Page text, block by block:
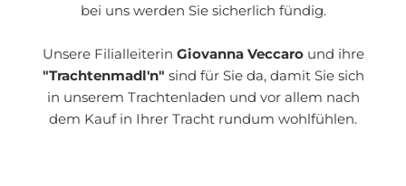
bei uns werden Sie sicherlich fündig.
Unsere Filialleiterin Giovanna Veccaround ihre
"Trachtenmadl'n" sind für Sie da, damit Sie sich
in unserem Trachtenladen und vor allem nach
dem Kauf in Ihrer Tracht rundum wohlfühlen.